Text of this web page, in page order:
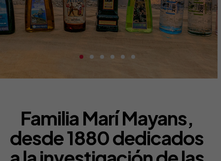
Familia Marí Mayans,
desde 1880 dedicados